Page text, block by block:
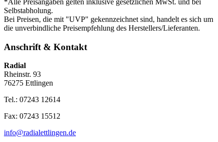
*Alle Preisangaben gelten inklusive gesetzlichen MwSt. und bei
Selbstabholung.
Bei Preisen, die mit "UVP" gekennzeichnet sind, handelt es sich um
die unverbindliche Preisempfehlung des Herstellers/Lieferanten.
Anschrift & Kontakt
Radial
Rheinstr. 93
76275 Ettlingen
Tel.: 07243 12614
Fax: 07243 15512
info@radialettlingen.de